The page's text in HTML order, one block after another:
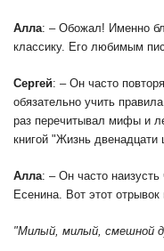
Алла: – Обожал! Именно
классику. Его любимым
Сергей: – Он часто
обязательно учить
раз перечитывал мифы и
книгой "Жизнь двенадцати
Алла: – Он часто
Есенина. Вот этот
"Милый, милый, смешной